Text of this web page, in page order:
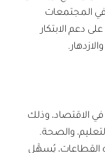
الابتكار
وذلك
والصحة.
يُسهَّل